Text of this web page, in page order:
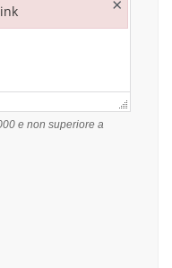
e non superiore a
×